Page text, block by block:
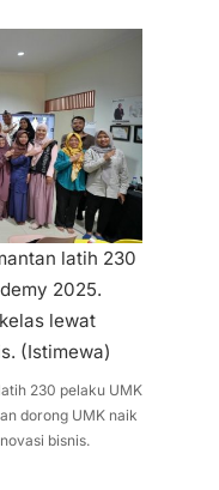
latih 230
2025.
lewat
(Istimewa)
230 pelaku UMK
dorong UMK naik
bisnis.